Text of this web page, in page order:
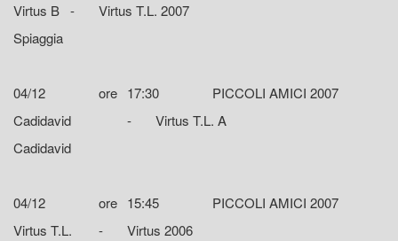
Virtus B -
Virtus T.L. 2007
Spiaggia
04/12 ore 17:30
PICCOLI AMICI 2007
Cadidavid
-
Virtus T.L. A
Cadidavid
04/12 ore 15:45
PICCOLI AMICI 2007
Virtus T.L.
-
Virtus 2006